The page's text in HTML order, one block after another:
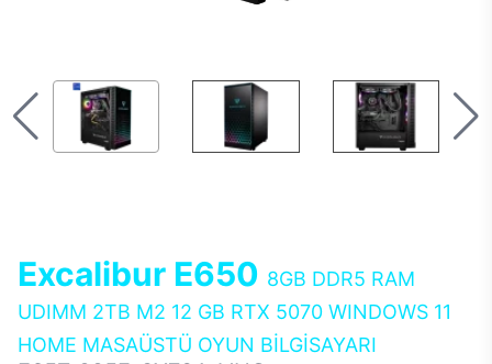
Excalibur E650 8GB DDR5 RAM
UDIMM 2TB M2 12 GB RTX 5070 WINDOWS 11
HOME MASAÜSTÜ OYUN BİLGİSAYARI